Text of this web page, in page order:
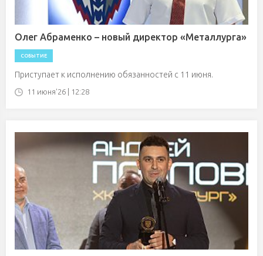
Олег Абраменко – новый директор «Металлурга»
СОБЫТИЕ
Приступает к исполнению обязанностей с 11 июня.
11 июня'26 | 12:28